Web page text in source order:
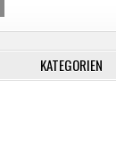
KATEGORIEN